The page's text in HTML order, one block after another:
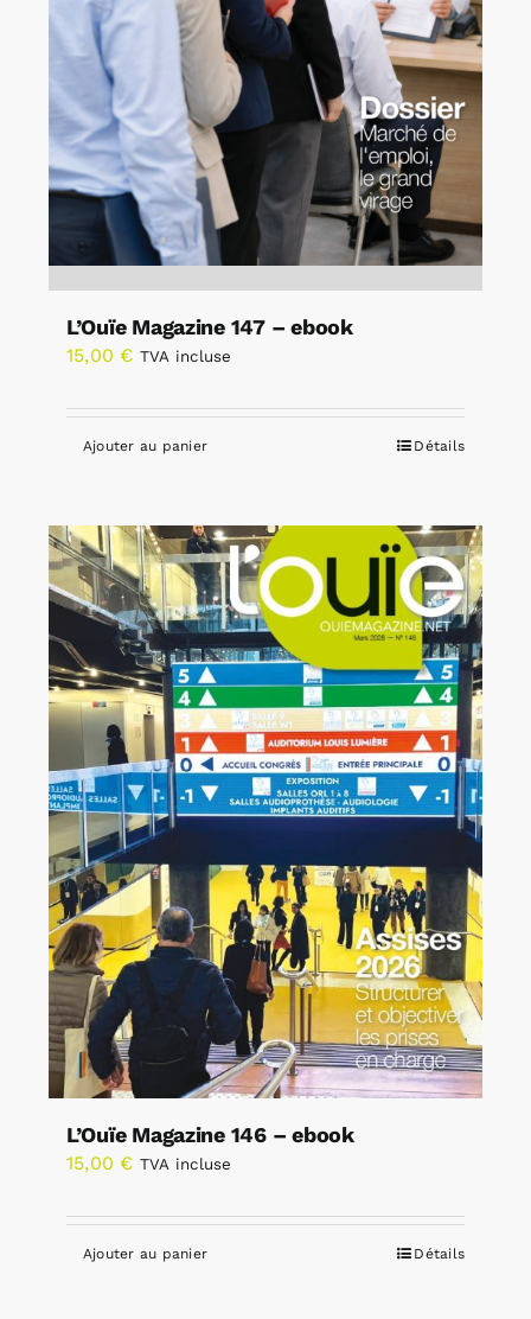
L’Ouïe Magazine 147 – ebook
15,00 € TVA incluse
Ajouter au panier Détails
L’Ouïe Magazine 146 – ebook
15,00 € TVA incluse
Ajouter au panier Détails